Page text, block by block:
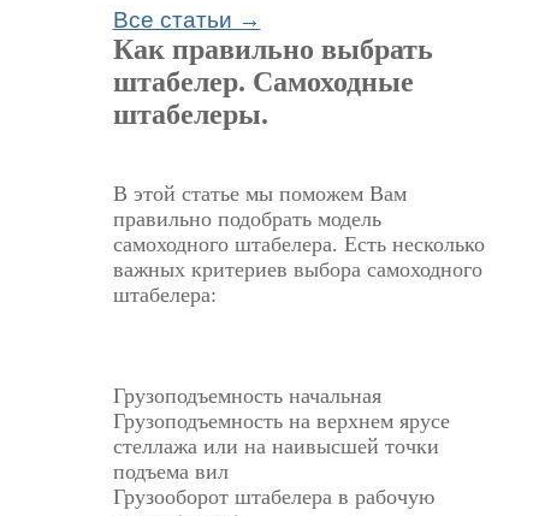
Все статьи →
Как правильно выбрать
штабелер. Самоходные
штабелеры.
В этой статье мы поможем Вам
правильно подобрать модель
самоходного штабелера. Есть несколько
важных критериев выбора самоходного
штабелера:
Грузоподъемность начальная
Грузоподъемность на верхнем ярусе
стеллажа или на наивысшей точки
подъема вил
Грузооборот штабелера в рабочую